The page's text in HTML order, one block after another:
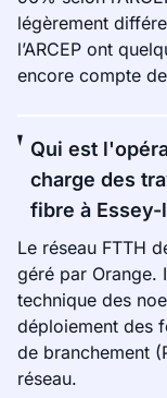
légèrement
l’ARCEP ont
encore compte
Qui est
charge des
fibre à
Le réseau FTTH
géré par Orange.
technique des
déploiement des
de branchement
réseau.